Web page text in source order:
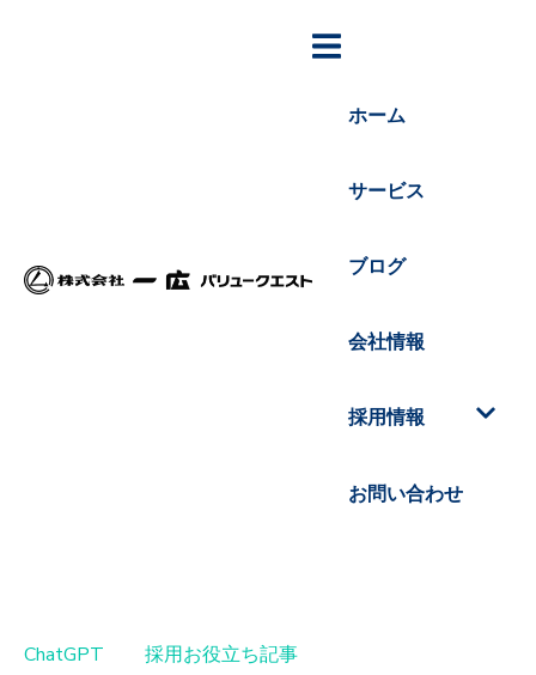
ホーム
サービス
ブログ
会社情報
採用情報
お問い合わせ
ChatGPT 採用お役立ち記事